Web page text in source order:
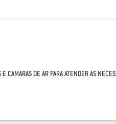
CAMARAS DE AR PARA ATENDER AS